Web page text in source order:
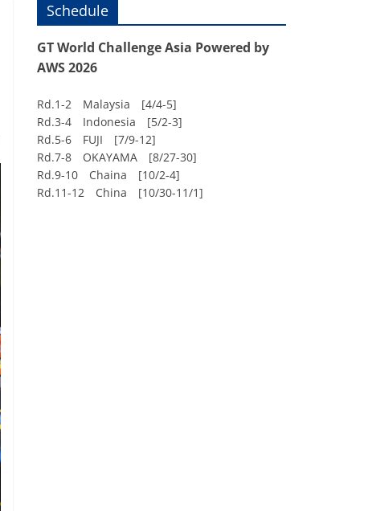
Schedule
GT World Challenge Asia Powered by
AWS 2026
Rd.1-2 Malaysia [4/4-5]
Rd.3-4 Indonesia [5/2-3]
Rd.5-6 FUJI [7/9-12]
Rd.7-8 OKAYAMA [8/27-30]
Rd.9-10 Chaina [10/2-4]
Rd.11-12 China [10/30-11/1]